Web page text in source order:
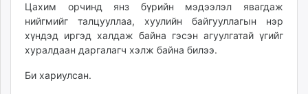
Цахим орчинд янз бүрийн мэдээлэл явагдаж
нийгмийг талцууллаа, хуулийн байгууллагын нэр
хүндэд иргэд халдаж байна гэсэн агуулгатай үгийг
хуралдаан даргалагч хэлж байна билээ.
Би хариулсан.